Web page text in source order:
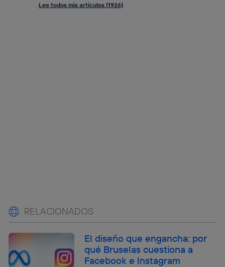
Lee todos mis artículos (1926)
RELACIONADOS
El diseño que engancha: por
qué Bruselas cuestiona a
Facebook e Instagram